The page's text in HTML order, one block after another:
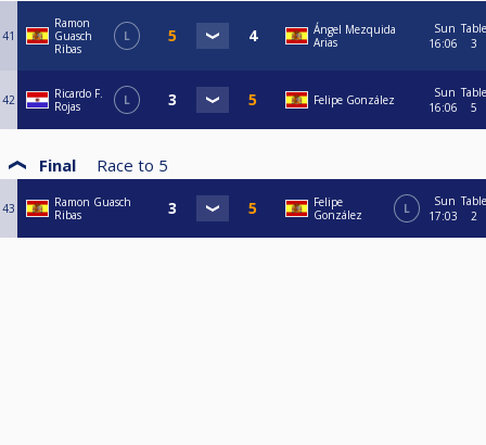
41
Ramon
Guasch
Ribas
L
Ángel Mezquida
Arias
Sun
16:06
Table
3
42
Ricardo F.
Rojas
L Felipe González
Sun
16:06
Table
5
Final Race to 5
43
Ramon Guasch
Ribas
Felipe
González
L
Sun
17:03
Table
2